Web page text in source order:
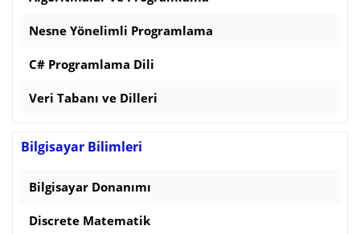
Nesne Yönelimli Programlama
C# Programlama Dili
Veri Tabanı ve Dilleri
Bilgisayar Bilimleri
Bilgisayar Donanımı
Discrete Matematik